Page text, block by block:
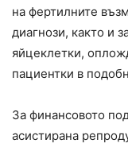
на фертилните
диагнози, както и
яйцеклетки,
пациентки в
За финансовото
асистирана